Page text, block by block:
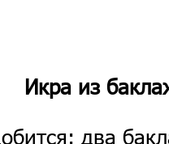
Икра из
два